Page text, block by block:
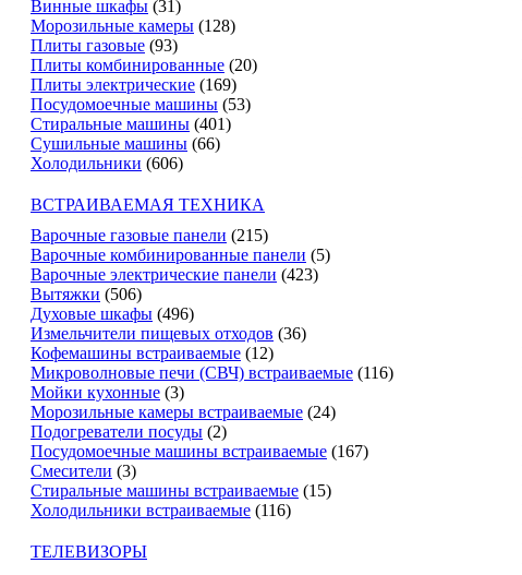
Винные шкафы (31)
Морозильные камеры (128)
Плиты газовые (93)
Плиты комбинированные (20)
Плиты электрические (169)
Посудомоечные машины (53)
Стиральные машины (401)
Сушильные машины (66)
Холодильники (606)
ВСТРАИВАЕМАЯ ТЕХНИКА
Варочные газовые панели (215)
Варочные комбинированные панели (5)
Варочные электрические панели (423)
Вытяжки (506)
Духовые шкафы (496)
Измельчители пищевых отходов (36)
Кофемашины встраиваемые (12)
Микроволновые печи (СВЧ) встраиваемые (116)
Мойки кухонные (3)
Морозильные камеры встраиваемые (24)
Подогреватели посуды (2)
Посудомоечные машины встраиваемые (167)
Смесители (3)
Стиральные машины встраиваемые (15)
Холодильники встраиваемые (116)
ТЕЛЕВИЗОРЫ